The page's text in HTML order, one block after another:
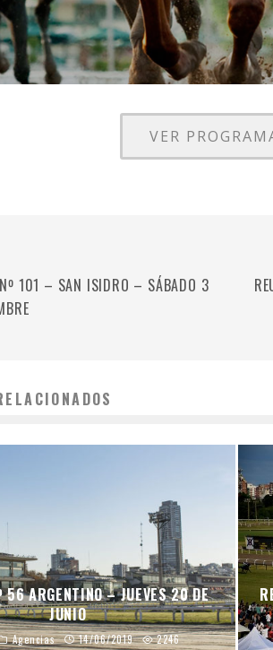
VER
101 – SAN ISIDRO – SÁBADO 3
56 ARGENTINO – JUEVES 20 DE
JUNIO
Agencias 14/06/2019 2246